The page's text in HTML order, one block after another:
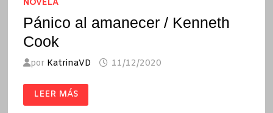
NOVELA
Pánico al amanecer / Kenneth
Cook
por KatrinaVD 11/12/2020
PÁNICO
AL
AMANECER
LEER MÁS